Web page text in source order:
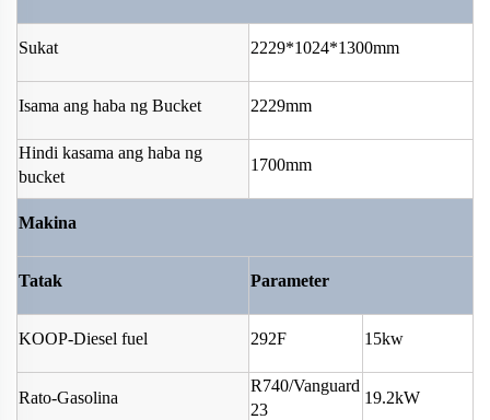
Sukat 2229*1024*1300mm
Isama ang haba ng Bucket 2229mm
Hindi kasama ang haba ng
bucket
1700mm
Makina
Tatak Parameter
KOOP-Diesel fuel 292F 15kw
Rato-Gasolina
R740/Vanguard
23
19.2kW